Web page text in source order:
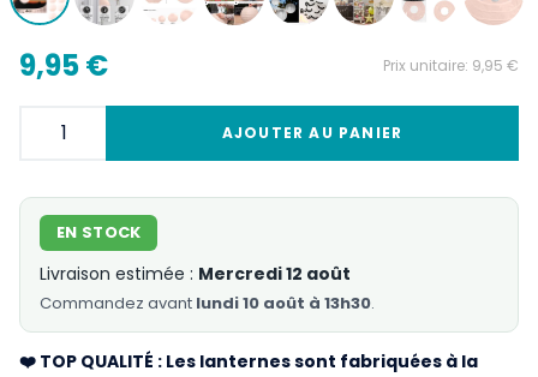
9,95 € Prix unitaire: 9,95 €
AJOUTER AU PANIER
❤️ TOP QUALITÉ : Les lanternes sont fabriquées à la
EN STOCK
Livraison estimée : Mercredi 12 août
Commandez avant lundi 10 août à 13h30.